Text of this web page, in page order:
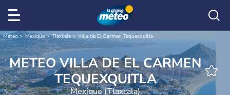
Météo Mexique Tlaxcala Villa de El Carmen Tequexquitla
METEO VILLA DE EL CARMEN
TEQUEXQUITLA
Mexique (Tlaxcala)